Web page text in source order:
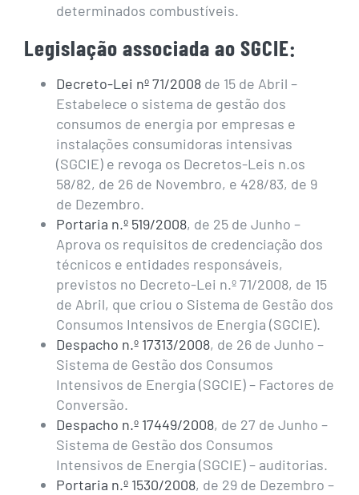
determinados combustíveis.
Legislação associada ao SGCIE:
Decreto-Lei nº 71/2008de 15 de Abril –
Estabelece o sistema de gestão dos
consumos de energia por empresas e
instalações consumidoras intensivas
(SGCIE) e revoga os Decretos-Leis n.os
58/82, de 26 de Novembro, e 428/83, de 9
de Dezembro.
Portaria n.º 519/2008, de 25 de Junho –
Aprova os requisitos de credenciação dos
técnicos e entidades responsáveis,
previstos no Decreto-Lei n.º 71/2008, de 15
de Abril, que criou o Sistema de Gestão dos
Consumos Intensivos de Energia (SGCIE).
Despacho n.º 17313/2008, de 26 de Junho –
Sistema de Gestão dos Consumos
Intensivos de Energia (SGCIE) – Factores de
Conversão.
Despacho n.º 17449/2008, de 27 de Junho –
Sistema de Gestão dos Consumos
Intensivos de Energia (SGCIE) – auditorias.
Portaria n.º 1530/2008, de 29 de Dezembro –